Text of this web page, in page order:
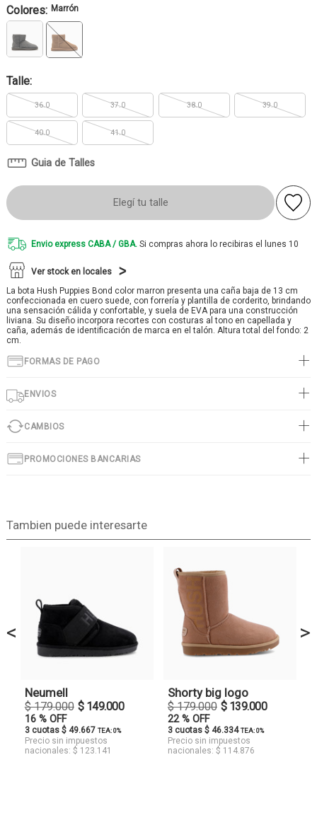
Colores: Marrón
Talle:
36.0 37.0 38.0 39.0
40.0 41.0
Guia de Talles
Elegí tu talle
Envio express CABA / GBA. Si compras ahora lo recibiras el lunes 10
Ver stock en locales
La bota Hush Puppies Bond color marron presenta una caña baja de 13 cm
confeccionada en cuero suede, con forrería y plantilla de corderito, brindando
una sensación cálida y confortable, y suela de EVA para una construcción
liviana. Su diseño incorpora recortes con costuras al tono en capellada y
caña, además de identificación de marca en el talón. Altura total del fondo: 2
cm.
FORMAS DE PAGO
ENVIOS
CAMBIOS
PROMOCIONES BANCARIAS
Tambien puede interesarte
<
Neumell
$ 179.000 $ 149.000
16 % OFF
3 cuotas $ 49.667 TEA: 0%
Precio sin impuestos
nacionales: $ 123.141
Shorty big logo
$ 179.000 $ 139.000
22 % OFF
3 cuotas $ 46.334TEA: 0%
Precio sin impuestos
nacionales: $ 114.876
>